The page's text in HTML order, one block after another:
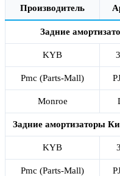
Производитель
Задние
KYB
Pmc (Parts-Mall)
Monroe
Задние амортизаторы
KYB
Pmc (Parts-Mall)